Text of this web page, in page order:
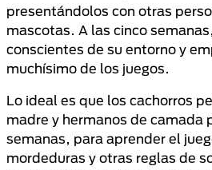
presentándolos con otras
mascotas. A las cinco
conscientes de su entorno y
muchísimo de los juegos.
Lo ideal es que los cachorros
madre y hermanos de camada
semanas, para aprender el
mordeduras y otras reglas de